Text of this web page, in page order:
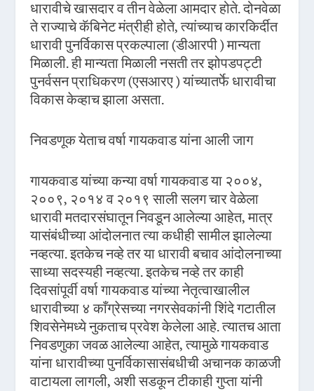
धारावीचे खासदार व तीन वेळेला आमदार होते. दोनवेळा
ते राज्याचे कॅबिनेट मंत्रीही होते, त्यांच्याच कारकिर्दीत
धारावी पुनर्विकास प्रकल्पाला (डीआरपी ) मान्यता
मिळाली. ही मान्यता मिळाली नसती तर झोपडपट्टी
पुनर्वसन प्राधिकरण (एसआरए ) यांच्यातर्फे धारावीचा
विकास केव्हाच झाला असता.
निवडणूक येताच वर्षा गायकवाड यांना आली जाग
गायकवाड यांच्या कन्या वर्षा गायकवाड या २००४,
२००९, २०१४ व २०१९ साली सलग चार वेळेला
धारावी मतदारसंघातून निवडून आलेल्या आहेत, मात्र
यासंबंधीच्या आंदोलनात त्या कधीही सामील झालेल्या
नव्हत्या. इतकेच नव्हे तर या धारावी बचाव आंदोलनाच्या
साध्या सदस्यही नव्हत्या. इतकेच नव्हे तर काही
दिवसांपूर्वी वर्षा गायकवाड यांच्या नेतृत्वाखालील
धारावीच्या ४ काँग्रेसच्या नगरसेवकांनी शिंदे गटातील
शिवसेनेमध्ये नुकताच प्रवेश केलेला आहे. त्यातच आता
निवडणुका जवळ आलेल्या आहेत, त्यामुळे गायकवाड
यांना धारावीच्या पुनर्विकासासंबधीची अचानक काळजी
वाटायला लागली, अशी सडकून टीकाही गुप्ता यांनी